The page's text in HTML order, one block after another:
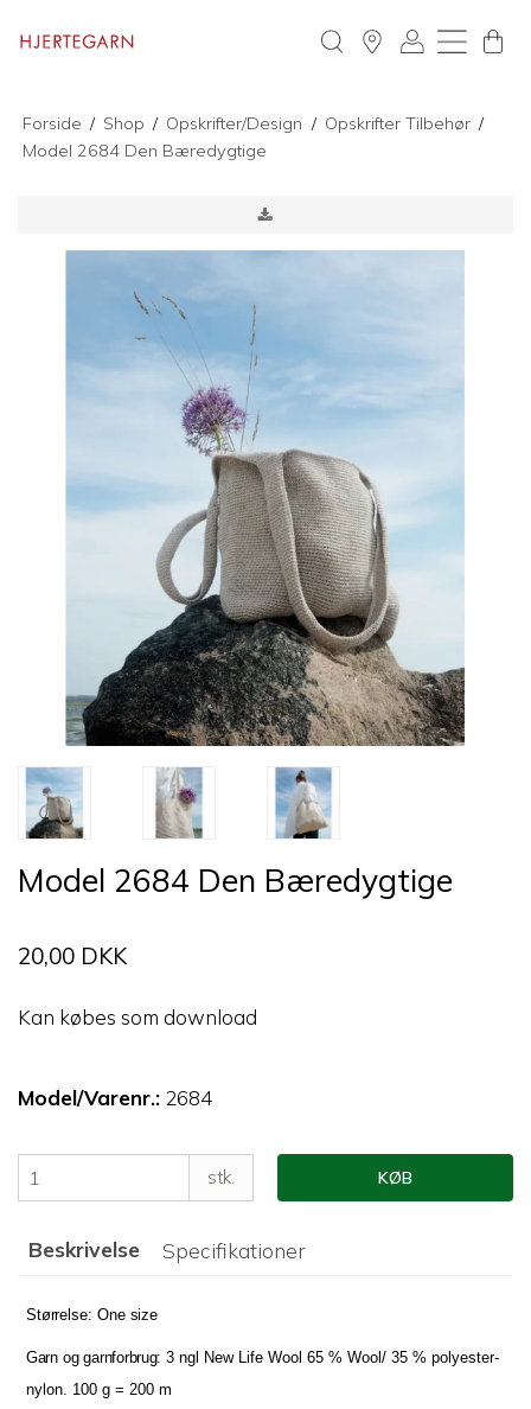
Forside / Shop / Opskrifter/Design / Opskrifter Tilbehør /
Model 2684 Den Bæredygtige
Model 2684 Den Bæredygtige
20,00 DKK
Kan købes som download
Model/Varenr.: 2684
stk. KØB
Beskrivelse Specifikationer
Størrelse: One size
Garn og garnforbrug: 3 ngl New Life Wool 65 % Wool/ 35 % polyester-
nylon. 100 g = 200 m